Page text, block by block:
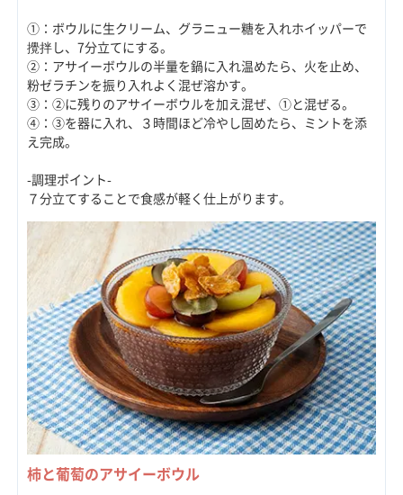
①：ボウルに生クリーム、グラニュー糖を入れホイッパーで
攪拌し、7分立てにする。
②：アサイーボウルの半量を鍋に入れ温めたら、火を止め、
粉ゼラチンを振り入れよく混ぜ溶かす。
③：②に残りのアサイーボウルを加え混ぜ、①と混ぜる。
④：③を器に入れ、３時間ほど冷やし固めたら、ミントを添
え完成。
-調理ポイント-
７分立てすることで食感が軽く仕上がります。
柿と葡萄のアサイーボウル